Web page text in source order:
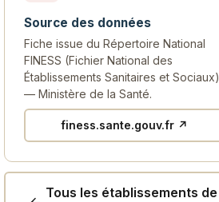
Source des données
Fiche issue du Répertoire National
FINESS (Fichier National des
Établissements Sanitaires et Sociaux)
— Ministère de la Santé.
finess.sante.gouv.fr ↗
Tous les établissements de